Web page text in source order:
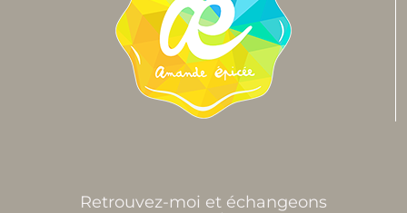
Retrouvez-moi et échangeons